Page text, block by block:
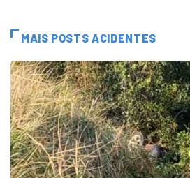
MAIS POSTS ACIDENTES